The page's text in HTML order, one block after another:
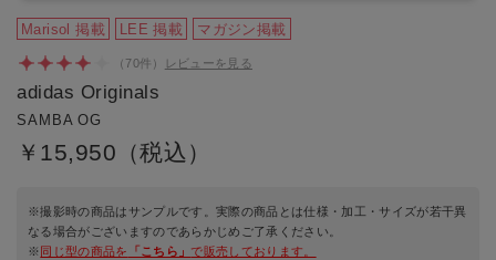
Marisol 掲載 LEE 掲載 マガジン掲載
（ 70件） レビューを見る
adidas Originals
SAMBA OG
￥15,950（税込）
※撮影時の商品はサンプルです。実際の商品とは仕様・加工・サイズが若干異
なる場合がございますのであらかじめご了承ください。
※ 同じ型の商品を 「こちら」 で販売しております。